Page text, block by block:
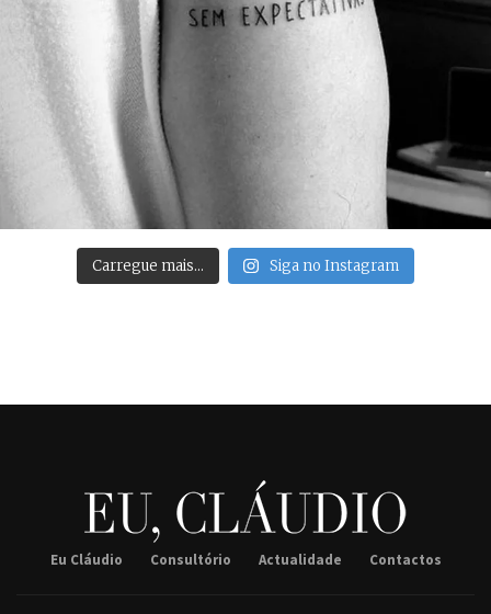
Carregue mais… Siga no Instagram
Eu Cláudio Consultório Actualidade Contactos